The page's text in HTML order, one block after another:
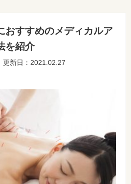
おすすめのメディカルア
を紹介
新日：2021.02.27